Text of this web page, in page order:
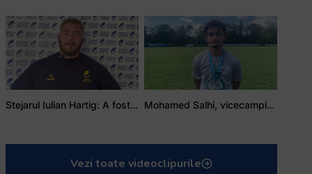
Stejarul Iulian Hartig: A fost un turneu care a unit mai mult echipa Mohamed Salhi, vicecampion național juniori I: Rugby-ul te învață să accepți și înfrângerile
Vezi toate videoclipurile